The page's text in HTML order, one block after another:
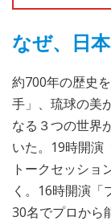
なぜ、日
約700年の歴史
手」、琉球の美
なる３つの世界
いた。19時開演
トークセッショ
く。16時開演「
30名でプロから